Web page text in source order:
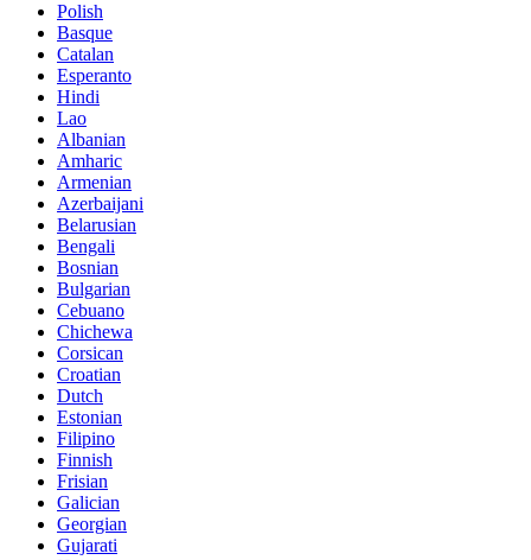
Polish
Basque
Catalan
Esperanto
Hindi
Lao
Albanian
Amharic
Armenian
Azerbaijani
Belarusian
Bengali
Bosnian
Bulgarian
Cebuano
Chichewa
Corsican
Croatian
Dutch
Estonian
Filipino
Finnish
Frisian
Galician
Georgian
Gujarati